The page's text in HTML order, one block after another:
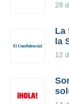
28
La
la
12